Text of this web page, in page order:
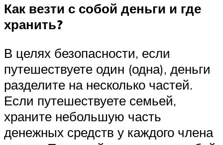
Как везти с собой деньги и где
хранить?
В целях безопасности, если
путешествуете один (одна), деньги
разделите на несколько частей.
Если путешествуете семьей,
храните небольшую часть
денежных средств у каждого члена